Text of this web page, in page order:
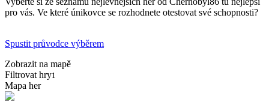
pro vás. Ve které únikovce se rozhodnete otestovat své schopnosti?
Spustit průvodce výběrem
Zobrazit na mapě
Filtrovat hry1
Mapa her